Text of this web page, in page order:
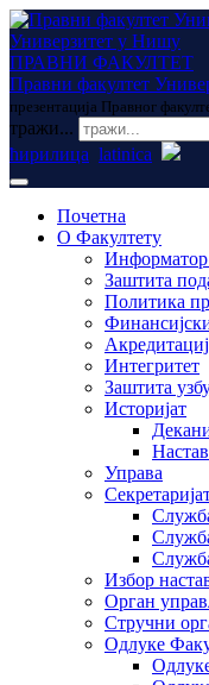
Универзитет у Нишу
ПРАВНИ ФАКУЛТЕТ
Правни факултет
презентација Правног
тражи...
ћирилица latinica
Почетна
О Факултету
Информатор
Заштита
Политика
Интегритет
Заштита
Историјат
Управа
Избор
Oрган
Стручни
Одлуке